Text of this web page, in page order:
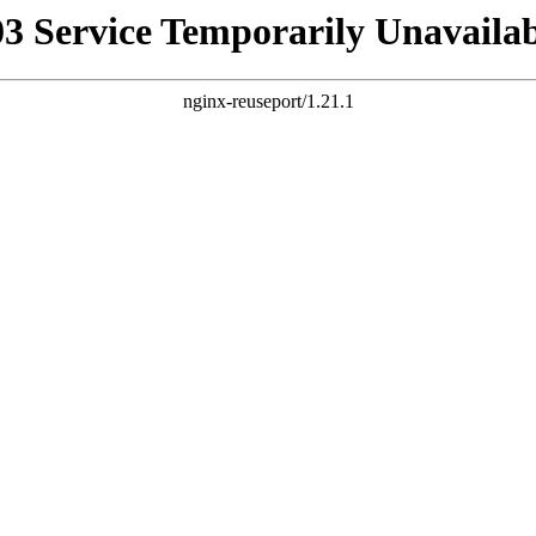
Service Temporarily
nginx-reuseport/1.21.1